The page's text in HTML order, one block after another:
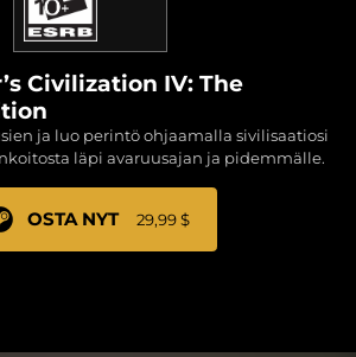
Civilization IV: The
ja luo perintö ohjaamalla sivilisaatiosi
läpi avaruusajan ja pidemmälle.
OSTA NYT 29,99 $